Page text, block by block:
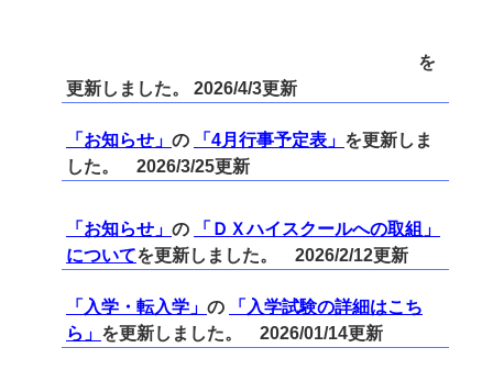
を
更新しました。 2026/4/3更新
「お知らせ」 の 「4月行事予定表」 を更新しま
した。 2026/3/25更新
「お知らせ」 の
「ＤＸハイスクールへの取組」
についてを更新しました。 2026/2/12更新
「入学・転入学」 の
「入学試験の詳細はこち
ら」 を更新しました。 2026/01/14更新